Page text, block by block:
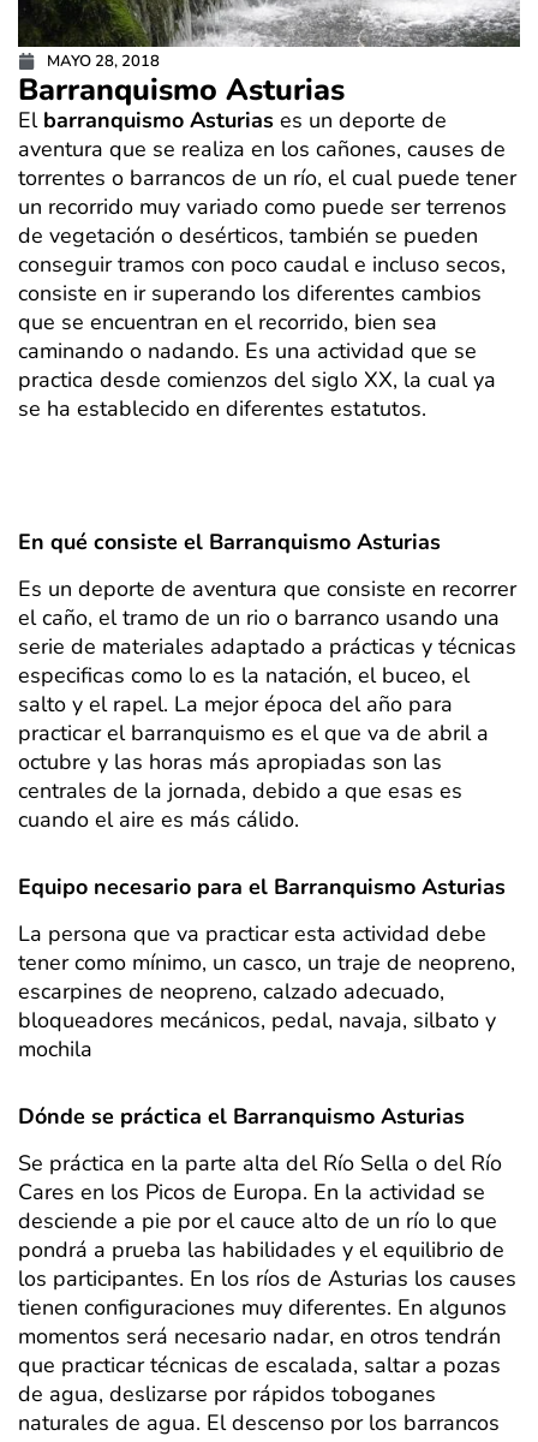
MAYO 28, 2018
Barranquismo Asturias
El barranquismo Asturias es un deporte de
aventura que se realiza en los cañones, causes de
torrentes o barrancos de un río, el cual puede tener
un recorrido muy variado como puede ser terrenos
de vegetación o desérticos, también se pueden
conseguir tramos con poco caudal e incluso secos,
consiste en ir superando los diferentes cambios
que se encuentran en el recorrido, bien sea
caminando o nadando. Es una actividad que se
practica desde comienzos del siglo XX, la cual ya
se ha establecido en diferentes estatutos.
En qué consiste el Barranquismo Asturias
Es un deporte de aventura que consiste en recorrer
el caño, el tramo de un rio o barranco usando una
serie de materiales adaptado a prácticas y técnicas
especificas como lo es la natación, el buceo, el
salto y el rapel. La mejor época del año para
practicar el barranquismo es el que va de abril a
octubre y las horas más apropiadas son las
centrales de la jornada, debido a que esas es
cuando el aire es más cálido.
Equipo necesario para el Barranquismo Asturias
La persona que va practicar esta actividad debe
tener como mínimo, un casco, un traje de neopreno,
escarpines de neopreno, calzado adecuado,
bloqueadores mecánicos, pedal, navaja, silbato y
mochila
Dónde se práctica el Barranquismo Asturias
Se práctica en la parte alta del Río Sella o del Río
Cares en los Picos de Europa. En la actividad se
desciende a pie por el cauce alto de un río lo que
pondrá a prueba las habilidades y el equilibrio de
los participantes. En los ríos de Asturias los causes
tienen configuraciones muy diferentes. En algunos
momentos será necesario nadar, en otros tendrán
que practicar técnicas de escalada, saltar a pozas
de agua, deslizarse por rápidos toboganes
naturales de agua. El descenso por los barrancos